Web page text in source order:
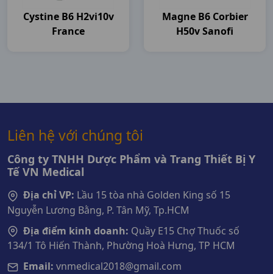
Cystine B6 H2vi10v
France
Magne B6 Corbier
H50v Sanofi
Liên hệ với chúng tôi
Công ty TNHH Dược Phẩm và Trang Thiết Bị Y
Tế VN Medical
Địa chỉ VP: Lầu 15 tòa nhà Golden King số 15
Nguyễn Lương Bằng, P. Tân Mỹ, Tp.HCM
Địa điểm kinh doanh: Quầy E15 Chợ Thuốc số
134/1 Tô Hiến Thành, Phường Hoà Hưng, TP HCM
Email: vnmedical2018@gmail.com